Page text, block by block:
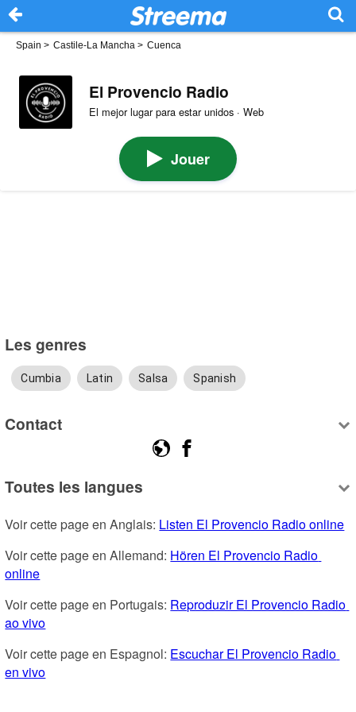
Spain > Castile-La Mancha > Cuenca
El Provencio Radio
El mejor lugar para estar unidos · Web
Jouer
Les genres
Cumbia Latin Salsa Spanish
Contact
Toutes les langues
Voir cette page en Anglais: Listen El Provencio Radio online
Voir cette page en Allemand: Hören El Provencio Radio
online
Voir cette page en Portugais: Reproduzir El Provencio Radio
ao vivo
Voir cette page en Espagnol: Escuchar El Provencio Radio
en vivo